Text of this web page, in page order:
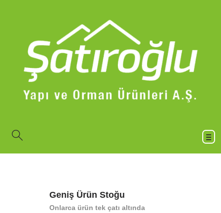
Geniş Ürün Stoğu
Onlarca ürün tek çatı altında